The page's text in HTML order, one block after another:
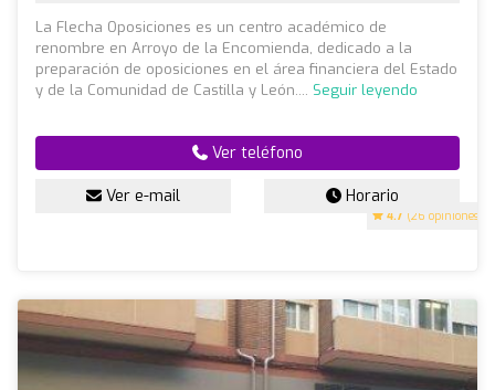
4.7 (26 opiniones)
La Flecha Oposiciones es un centro académico de
renombre en Arroyo de la Encomienda, dedicado a la
preparación de oposiciones en el área financiera del Estado
y de la Comunidad de Castilla y León.... Seguir leyendo
Ver teléfono
Ver e-mail Horario